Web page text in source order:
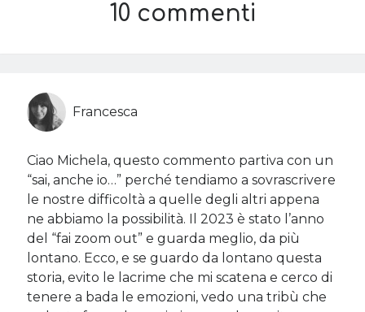
10 commenti
Francesca
Ciao Michela, questo commento partiva con un
“sai, anche io…” perché tendiamo a sovrascrivere
le nostre difficoltà a quelle degli altri appena
ne abbiamo la possibilità. Il 2023 è stato l’anno
del “fai zoom out” e guarda meglio, da più
lontano. Ecco, e se guardo da lontano questa
storia, evito le lacrime che mi scatena e cerco di
tenere a bada le emozioni, vedo una tribù che